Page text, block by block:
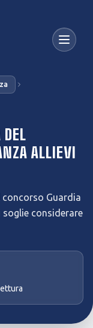
DEL
ALLIEVI
Guardia
soglie considerare